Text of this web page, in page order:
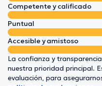
Competente y calificado
Puntual
Accesible y amistoso
La confianza y
nuestra prioridad principal.
evaluación, para